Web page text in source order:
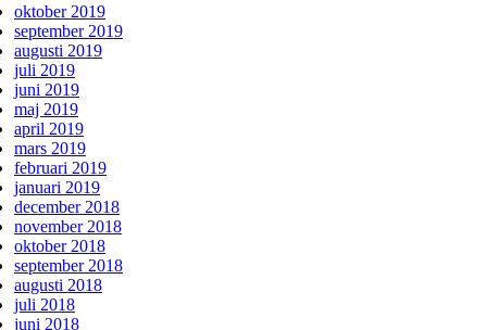
oktober 2019
september 2019
augusti 2019
juli 2019
juni 2019
maj 2019
april 2019
mars 2019
februari 2019
januari 2019
december 2018
november 2018
oktober 2018
september 2018
augusti 2018
juli 2018
juni 2018